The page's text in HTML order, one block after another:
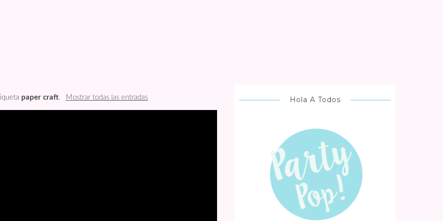
paper craft. Mostrar todas las entradas Hola A Todos